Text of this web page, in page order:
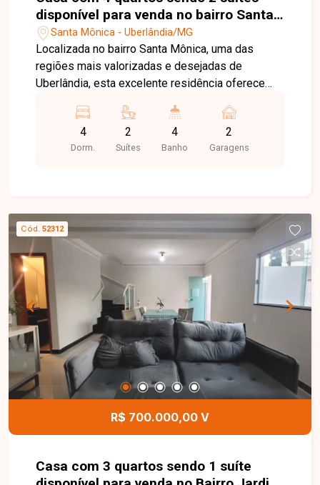
disponível para venda no bairro Santa
Mônica em Uberlândia MG
Santa Mônica - Uberlândia/MG
Localizada no bairro Santa Mônica, uma das
regiões mais valorizadas e desejadas de
Uberlândia, esta excelente residência oferece
conta com infraestrutura completa, estando
próximo a universidades, supermercados,
farmácias, escolas, restaurantes e diversos
sendo composta por sala espaçosa, cozinha com
armários, área de serviço com armário, banheiro
social e 4 quartos com guarda-roupas. O imóvel
conta com 2 suítes, sendo duas delas em estilo
suíte compartilhada e uma suíte com banheira,
proporcionando mais conforto e privacidade para
toda a família. Na área externa, o destaque fica
por conta do espaço de lazer completo, que
oferece piscina, churrasqueira, ducha e banheiro
de apoio, ideal para reunir amigos e familiares
em momentos especiais. O imóvel dispõe ainda
de 2 vagas de garagem. Uma excelente
oportunidade para quem busca um imóvel amplo,
4
Dorm.
2
Suítes
4
Banho
2
Garagens
Cód. 52312
R$ 700.000,00 V
Casa com 3 quartos sendo 1 suíte